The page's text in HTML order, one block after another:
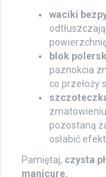
waciki
blok
paznokcia
co przełoży
pozostaną
osłabić
Pamiętaj, czysta
manicure.